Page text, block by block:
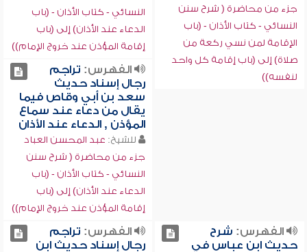
جزء من محاضرة ( شرح سنن
النسائي - كتاب الأذان - (باب
الإقامة لمن نسي ركعة من
صلاة) إلى (باب إقامة كل واحد
لنفسه))
النسائي - كتاب الأذان - (باب
الدعاء عند الأذان) إلى (باب
إقامة المؤذن عند خروج الإمام))
الفهرس: تراجم
رجال إسناد حديث
سعد بن أبي وقاص فيما
يقال من دعاء عند سماع
المؤذن , الدعاء عند الأذان
للشيخ: عبد المحسن العباد
جزء من محاضرة ( شرح سنن
النسائي - كتاب الأذان - (باب
الدعاء عند الأذان) إلى (باب
إقامة المؤذن عند خروج الإمام))
الفهرس: شرح
حديث ابن عباس في
الفهرس: تراجم
رجال إسناد حديث ابن